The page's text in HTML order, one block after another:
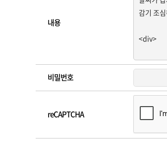
내용
비밀번호
reCAPTCHA